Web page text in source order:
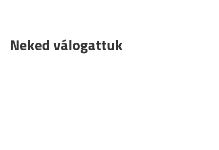
Neked válogattuk